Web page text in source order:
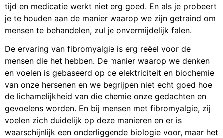
tijd en medicatie werkt niet erg goed. En als je probeert
je te houden aan de manier waarop we zijn getraind om
mensen te behandelen, zul je onvermijdelijk falen.
De ervaring van fibromyalgie is erg reëel voor de
mensen die het hebben. De manier waarop we denken
en voelen is gebaseerd op de elektriciteit en biochemie
van onze hersenen en we begrijpen niet echt goed hoe
de lichamelijkheid van die chemie onze gedachten en
gevoelens worden. En bij mensen met fibromyalgie, zij
voelen zich duidelijk op deze manieren en er is
waarschijnlijk een onderliggende biologie voor, maar het